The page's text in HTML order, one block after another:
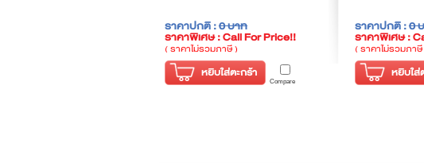
ราคาปกติ :0 บาท
ราคาพิเศษ : Call For Price!!
( ราคาไม่รวมภาษี )
หยิบใส่ตะกร้า
Compare
ราคาปกติ :0
ราคาพิเศษ :
( ราคาไม่รวมภาษี
หยิบใส่